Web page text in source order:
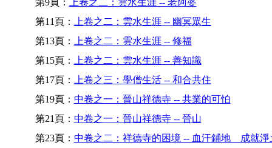
第11頁：
上卷之二：雲水生涯 -- 幽冥眾生
第13頁：
上卷之二：雲水生涯 -- 修福
第15頁：
上卷之二：雲水生涯 -- 善知識
第17頁：
上卷之三：學僧生活 -- 和合共住
第19頁： 中卷之一：晉山祥德寺 -- 共業的可怕
第21頁： 中卷之一：晉山祥德寺 -- 晉山
第23頁： 中卷之二：祥德寺的困境 -- 血汗鋪地 成就淨